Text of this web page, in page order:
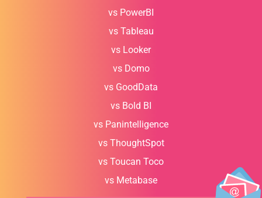
vs PowerBI
vs Tableau
vs Looker
vs Domo
vs GoodData
vs Bold BI
vs Panintelligence
vs ThoughtSpot
vs Toucan Toco
vs Metabase